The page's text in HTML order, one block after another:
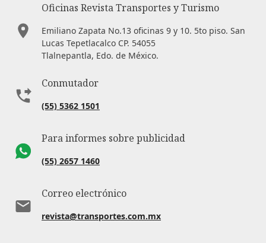
Oficinas Revista Transportes y Turismo
Emiliano Zapata No.13 oficinas 9 y 10. 5to piso. San
Lucas Tepetlacalco CP. 54055
Tlalnepantla, Edo. de México.
Conmutador
(55) 5362 1501
Para informes sobre publicidad
(55) 2657 1460
Correo electrónico
revista@transportes.com.mx